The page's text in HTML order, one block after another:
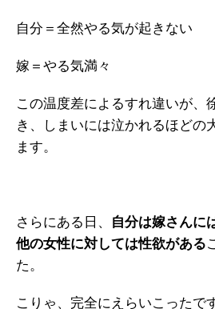
自分＝全然やる気が起きない
嫁＝やる気満々
この温度差によるすれ違いが、
き、しまいには泣かれるほどの
ます。
さらにある日、
自分は嫁さんに
他の女性に対しては性欲がある
た。
こりゃ、完全にえらいこったで